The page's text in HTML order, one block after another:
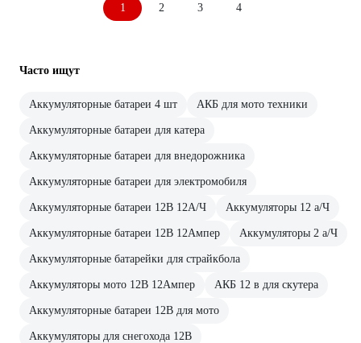
1 2 3 4
Часто ищут
Аккумуляторные батареи 4 шт АКБ для мото техники
Аккумуляторные батареи для катера
Аккумуляторные батареи для внедорожника
Аккумуляторные батареи для электромобиля
Аккумуляторные батареи 12В 12А/Ч Аккумуляторы 12 а/Ч
Аккумуляторные батареи 12В 12Ампер Аккумуляторы 2 а/Ч
Аккумуляторные батарейки для страйкбола
Аккумуляторы мото 12В 12Ампер АКБ 12 в для скутера
Аккумуляторные батареи 12В для мото
Аккумуляторы для снегохода 12В